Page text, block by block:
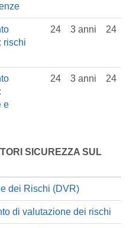
rischi
24 3 anni 24
e
24 3 anni 24
SICUREZZA SUL
dei Rischi (DVR)
di valutazione dei rischi